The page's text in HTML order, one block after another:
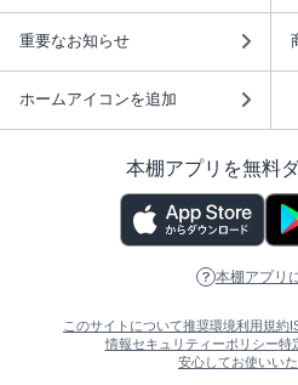
重要なお知らせ
ホームアイコンを追加
本棚アプリを無料
本棚アプリ
このサイトについて推奨環境利用規約
情報セキュリティーポリシー特
安心してお使いい